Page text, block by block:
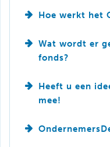
Hoe werkt het
Wat wordt er
fonds?
Heeft u een
mee!